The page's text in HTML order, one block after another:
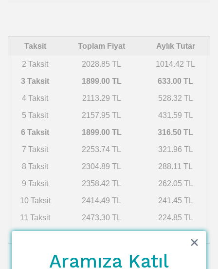
Taksit Toplam Fiyat Aylık Tutar
2 Taksit 2028.85 TL 1014.42 TL
3 Taksit 1899.00 TL 633.00 TL
4 Taksit 2113.29 TL 528.32 TL
5 Taksit 2157.95 TL 431.59 TL
6 Taksit 1899.00 TL 316.50 TL
7 Taksit 2253.74 TL 321.96 TL
8 Taksit 2304.89 TL 288.11 TL
9 Taksit 2358.42 TL 262.05 TL
10 Taksit 2414.49 TL 241.45 TL
11 Taksit 2473.30 TL 224.85 TL
Aramıza Katıl